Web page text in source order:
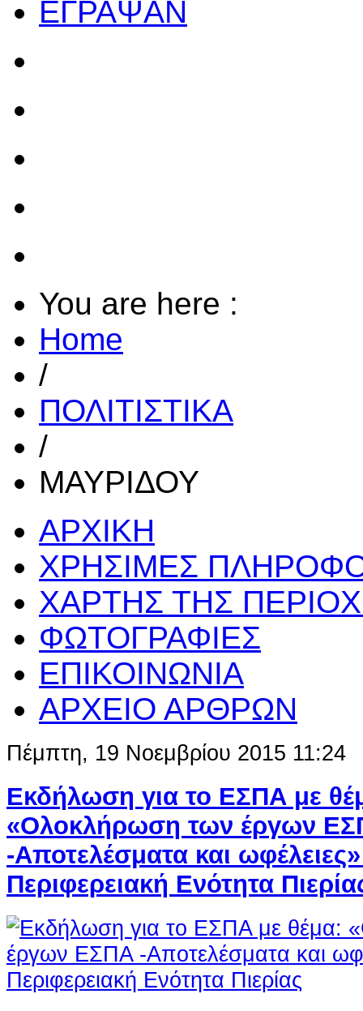
ΕΓΡΑΨΑΝ
You are here :
Home
/
ΠΟΛΙΤΙΣΤΙΚΑ
/
ΜΑΥΡΙΔΟΥ
ΑΡΧΙΚΗ
ΧΡΗΣΙΜΕΣ
ΧΑΡΤΗΣ ΤΗΣ
ΦΩΤΟΓΡΑΦΙΕΣ
ΕΠΙΚΟΙΝΩΝΙΑ
ΑΡΧΕΙΟ ΑΡΘΡΩΝ
Πέμπτη, 19 Νοεμβρίου 2015 11:24
Εκδήλωση για το ΕΣΠΑ με
«Ολοκλήρωση των έργων
-Αποτελέσματα και
Περιφερειακή Ενότητα